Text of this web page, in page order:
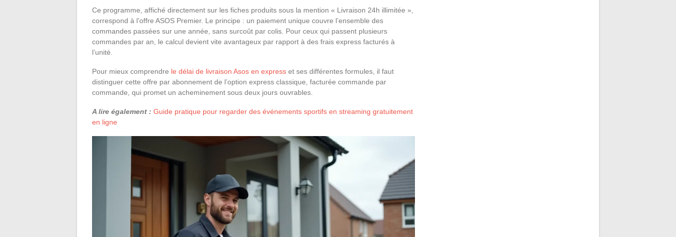
Ce programme, affiché directement sur les fiches produits sous la mention « Livraison 24h illimitée »,
correspond à l’offre ASOS Premier. Le principe : un paiement unique couvre l’ensemble des
commandes passées sur une année, sans surcoût par colis. Pour ceux qui passent plusieurs
commandes par an, le calcul devient vite avantageux par rapport à des frais express facturés à
l’unité.
Pour mieux comprendre le délai de livraison Asos en express et ses différentes formules, il faut
distinguer cette offre par abonnement de l’option express classique, facturée commande par
commande, qui promet un acheminement sous deux jours ouvrables.
A lire également : Guide pratique pour regarder des événements sportifs en streaming gratuitement
en ligne